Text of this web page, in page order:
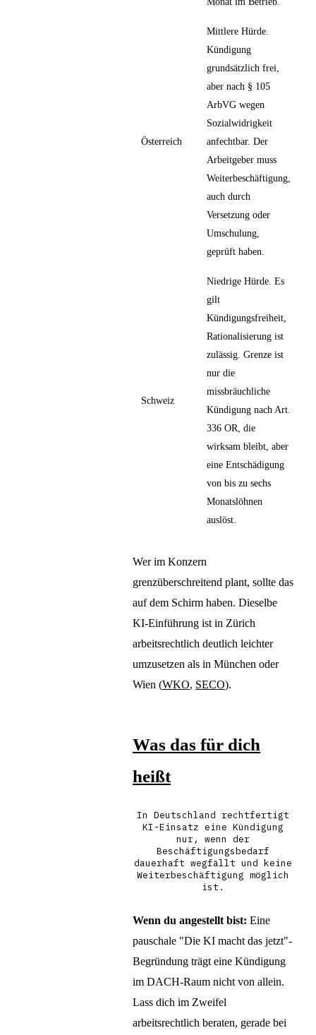
Österreich
Mittlere Hürde.
Kündigung
grundsätzlich frei,
aber nach § 105
ArbVG wegen
Sozialwidrigkeit
anfechtbar. Der
Arbeitgeber muss
Weiterbeschäftigung,
auch durch
Versetzung oder
Umschulung,
geprüft haben.
Schweiz
Niedrige Hürde. Es
gilt
Kündigungsfreiheit,
Rationalisierung ist
zulässig. Grenze ist
nur die
missbräuchliche
Kündigung nach Art.
336 OR, die
wirksam bleibt, aber
eine Entschädigung
von bis zu sechs
Monatslöhnen
auslöst.
Wer im Konzern
grenzüberschreitend plant, sollte das
auf dem Schirm haben. Dieselbe
KI-Einführung ist in Zürich
arbeitsrechtlich deutlich leichter
umzusetzen als in München oder
Wien (WKO, SECO).
Was das für dich
heißt
In Deutschland rechtfertigt
KI-Einsatz eine Kündigung
nur, wenn der
Beschäftigungsbedarf
dauerhaft wegfällt und keine
Weiterbeschäftigung möglich
ist.
Wenn du angestellt bist: Eine
pauschale "Die KI macht das jetzt"-
Begründung trägt eine Kündigung
im DACH-Raum nicht von allein.
Lass dich im Zweifel
arbeitsrechtlich beraten, gerade bei